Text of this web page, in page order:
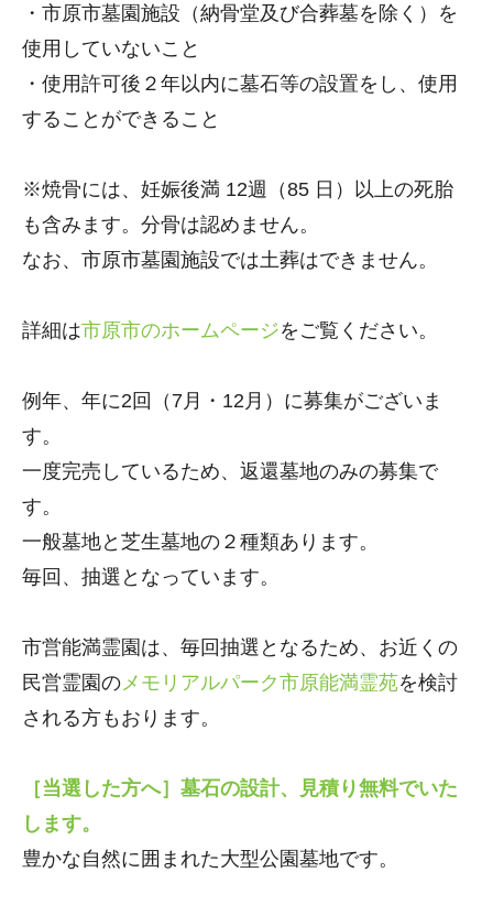
・市原市墓園施設（納骨堂及び合葬墓を除く）を
使用していないこと
・使用許可後２年以内に墓石等の設置をし、使用
することができること
※焼骨には、妊娠後満 12週（85 日）以上の死胎
も含みます。分骨は認めません。
なお、市原市墓園施設では土葬はできません。
詳細は市原市のホームページをご覧ください。
例年、年に2回（7月・12月）に募集がございま
す。
一度完売しているため、返還墓地のみの募集で
す。
一般墓地と芝生墓地の２種類あります。
毎回、抽選となっています。
市営能満霊園は、毎回抽選となるため、お近くの
民営霊園の メモリアルパーク市原能満霊苑を検討
される方もおります。
［当選した方へ］墓石の設計、見積り無料でいた
します。
豊かな自然に囲まれた大型公園墓地です。